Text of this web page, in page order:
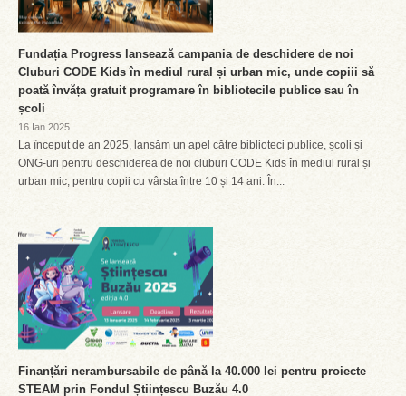
Fundația Progress lansează campania de deschidere de noi
Cluburi CODE Kids în mediul rural și urban mic, unde copiii să
poată învăța gratuit programare în bibliotecile publice sau în
școli
16 Ian 2025
La început de an 2025, lansăm un apel către biblioteci publice, școli și
ONG-uri pentru deschiderea de noi cluburi CODE Kids în mediul rural și
urban mic, pentru copii cu vârsta între 10 și 14 ani. În...
Finanțări nerambursabile de până la 40.000 lei pentru proiecte
STEAM prin Fondul Științescu Buzău 4.0